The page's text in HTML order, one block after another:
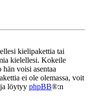
kielipakettia tai
kielellesi. Kokeile
voisi asentaa
ei ole olemassa, voit
löytyy phpBB®:n